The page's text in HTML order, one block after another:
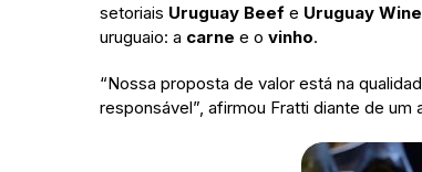
setoriais Uruguay Beef e Uruguay Wine
uruguaio: a carne e o vinho.
“Nossa proposta de valor está na
responsável”, afirmou Fratti diante de